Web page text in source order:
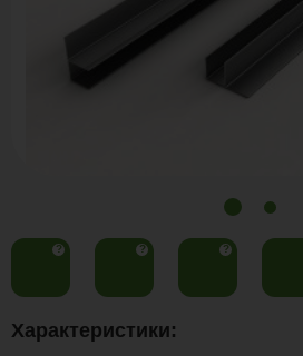
? ? ?
Характеристики: